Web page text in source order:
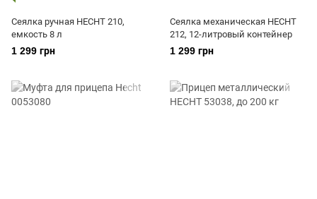
Сеялка ручная HECHT 210,
емкость 8 л
1 299 грн
Сеялка механическая HECHT
212, 12-литровый контейнер
1 299 грн